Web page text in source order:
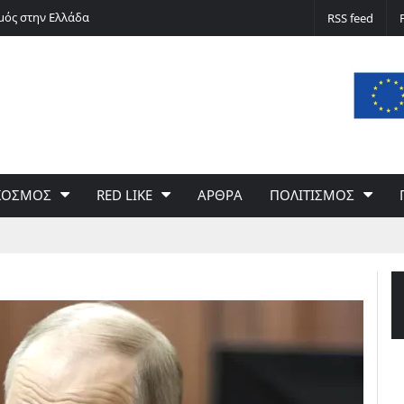
στην Ελλάδα RSS feed
RED LIKE ΑΡΘΡΑ ΠΟΛΙΤΙΣΜΟΣ